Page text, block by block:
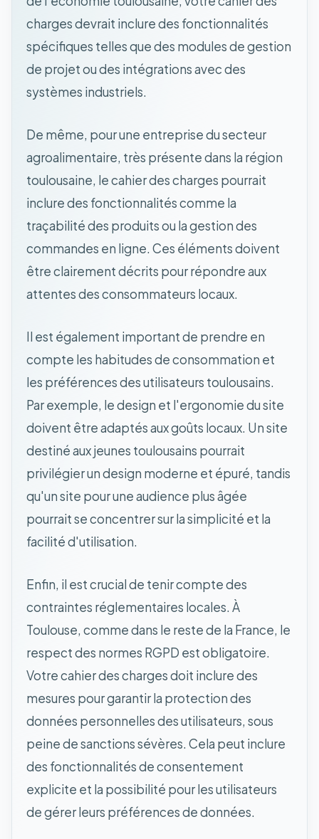
charges devrait inclure des fonctionnalités
spécifiques telles que des modules de gestion
de projet ou des intégrations avec des
systèmes industriels.
De même, pour une entreprise du secteur
agroalimentaire, très présente dans la région
toulousaine, le cahier des charges pourrait
inclure des fonctionnalités comme la
traçabilité des produits ou la gestion des
commandes en ligne. Ces éléments doivent
être clairement décrits pour répondre aux
attentes des consommateurs locaux.
Il est également important de prendre en
compte les habitudes de consommation et
les préférences des utilisateurs toulousains.
Par exemple, le design et l'ergonomie du site
doivent être adaptés aux goûts locaux. Un site
destiné aux jeunes toulousains pourrait
privilégier un design moderne et épuré, tandis
qu'un site pour une audience plus âgée
pourrait se concentrer sur la simplicité et la
facilité d'utilisation.
Enfin, il est crucial de tenir compte des
contraintes réglementaires locales. À
Toulouse, comme dans le reste de la France, le
respect des normes RGPD est obligatoire.
Votre cahier des charges doit inclure des
mesures pour garantir la protection des
données personnelles des utilisateurs, sous
peine de sanctions sévères. Cela peut inclure
des fonctionnalités de consentement
explicite et la possibilité pour les utilisateurs
de gérer leurs préférences de données.